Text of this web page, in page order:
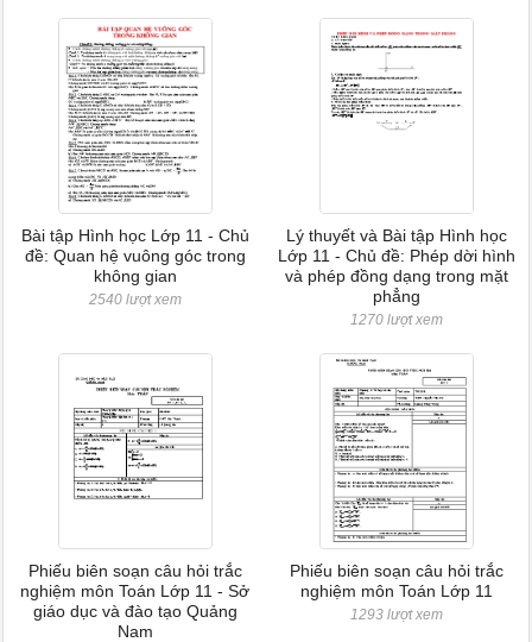
Bài tập Hình học Lớp 11 - Chủ
đề: Quan hệ vuông góc trong
không gian
2540 lượt xem
Lý thuyết và Bài tập Hình học
Lớp 11 - Chủ đề: Phép dời hình
và phép đồng dạng trong mặt
phẳng
1270 lượt xem
Phiếu biên soạn câu hỏi trắc
nghiệm môn Toán Lớp 11 - Sở
giáo dục và đào tạo Quảng
Nam
Phiếu biên soạn câu hỏi trắc
nghiệm môn Toán Lớp 11
1293 lượt xem